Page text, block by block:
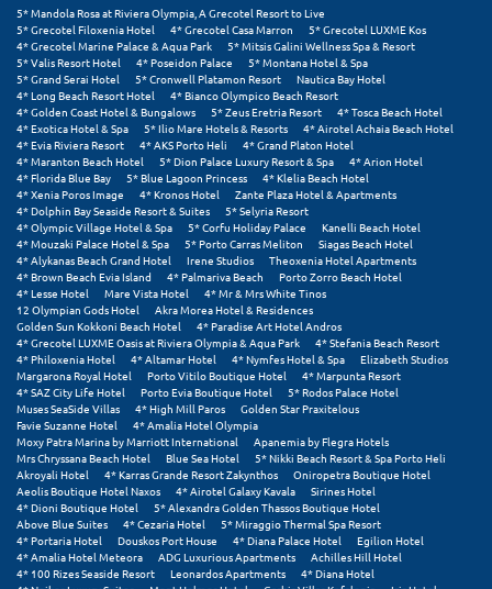
Μπάνσκο
Μπούκα Μεσσηνίας
Μύκονος
Μυστράς
Μυτιλήνη
Ν
Νάξος
Νάουσα
Ναυπακτία
Ναύπλιο
Νέα Μάκρη
Νέα Στύρα Εύβοιας
Νέοι Πόροι Πιερίας
Ξ
5* Mandola Rosa at Riviera Olympia, A Grecotel Resort to Live
5* Grecotel Filoxenia Hotel
4* Grecotel Casa Marron
5* Grecotel LUXME Kos
4* Grecotel Marine Palace & Aqua Park
5* Mitsis Galini Wellness Spa & Resort
5* Valis Resort Hotel
4* Poseidon Palace
5* Montana Hotel & Spa
5* Grand Serai Hotel
5* Cronwell Platamon Resort
Nautica Bay Hotel
4* Long Beach Resort Hotel
4* Bianco Olympico Beach Resort
4* Golden Coast Hotel & Bungalows
5* Zeus Eretria Resort
4* Tosca Beach Hotel
4* Exotica Hotel & Spa
5* Ilio Mare Hotels & Resorts
4* Airotel Achaia Beach Hotel
4* Evia Riviera Resort
4* AKS Porto Heli
4* Grand Platon Hotel
4* Maranton Beach Hotel
5* Dion Palace Luxury Resort & Spa
4* Arion Hotel
4* Florida Blue Bay
5* Blue Lagoon Princess
4* Klelia Beach Hotel
4* Xenia Poros Image
4* Kronos Hotel
Zante Plaza Hotel & Apartments
4* Dolphin Bay Seaside Resort & Suites
5* Selyria Resort
4* Olympic Village Hotel & Spa
5* Corfu Holiday Palace
Kanelli Beach Hotel
4* Mouzaki Palace Hotel & Spa
5* Porto Carras Meliton
Siagas Beach Hotel
4* Alykanas Beach Grand Hotel
Irene Studios
Theoxenia Hotel Apartments
4* Brown Beach Evia Island
4* Palmariva Beach
Porto Zorro Beach Hotel
4* Lesse Hotel
Mare Vista Hotel
4* Mr & Mrs White Tinos
12 Olympian Gods Hotel
Akra Morea Hotel & Residences
Golden Sun Kokkoni Beach Hotel
4* Paradise Art Hotel Andros
4* Grecotel LUXME Oasis at Riviera Olympia & Aqua Park
4* Stefania Beach Resort
4* Philoxenia Hotel
4* Altamar Hotel 4* Nymfes Hotel & Spa
Elizabeth Studios
Margarona Royal Hotel
Porto Vitilo Boutique Hotel
4* Marpunta Resort
4* SAZ City Life Hotel
Porto Evia Boutique Hotel
5* Rodos Palace Hotel
Muses SeaSide Villas
4* High Mill Paros
Golden Star Praxitelous
Favie Suzanne Hotel
4* Amalia Hotel Olympia
Moxy Patra Marina by Marriott International
Apanemia by Flegra Hotels
Mrs Chryssana Beach Hotel
Blue Sea Hotel
5* Nikki Beach Resort & Spa Porto Heli
Akroyali Hotel
4* Karras Grande Resort Zakynthos
Oniropetra Boutique Hotel
Aeolis Boutique Hotel Naxos
4* Airotel Galaxy Kavala
Sirines Hotel
4* Dioni Boutique Hotel
5* Alexandra Golden Thassos Boutique Hotel
Above Blue Suites
4* Cezaria Hotel
5* Miraggio Thermal Spa Resort
4* Portaria Hotel
Douskos Port House 4* Diana Palace Hotel
Egilion Hotel
4* Amalia Hotel Meteora
ADG Luxurious Apartments
Achilles Hill Hotel
4* 100 Rizes Seaside Resort
Leonardos Apartments
4* Diana Hotel